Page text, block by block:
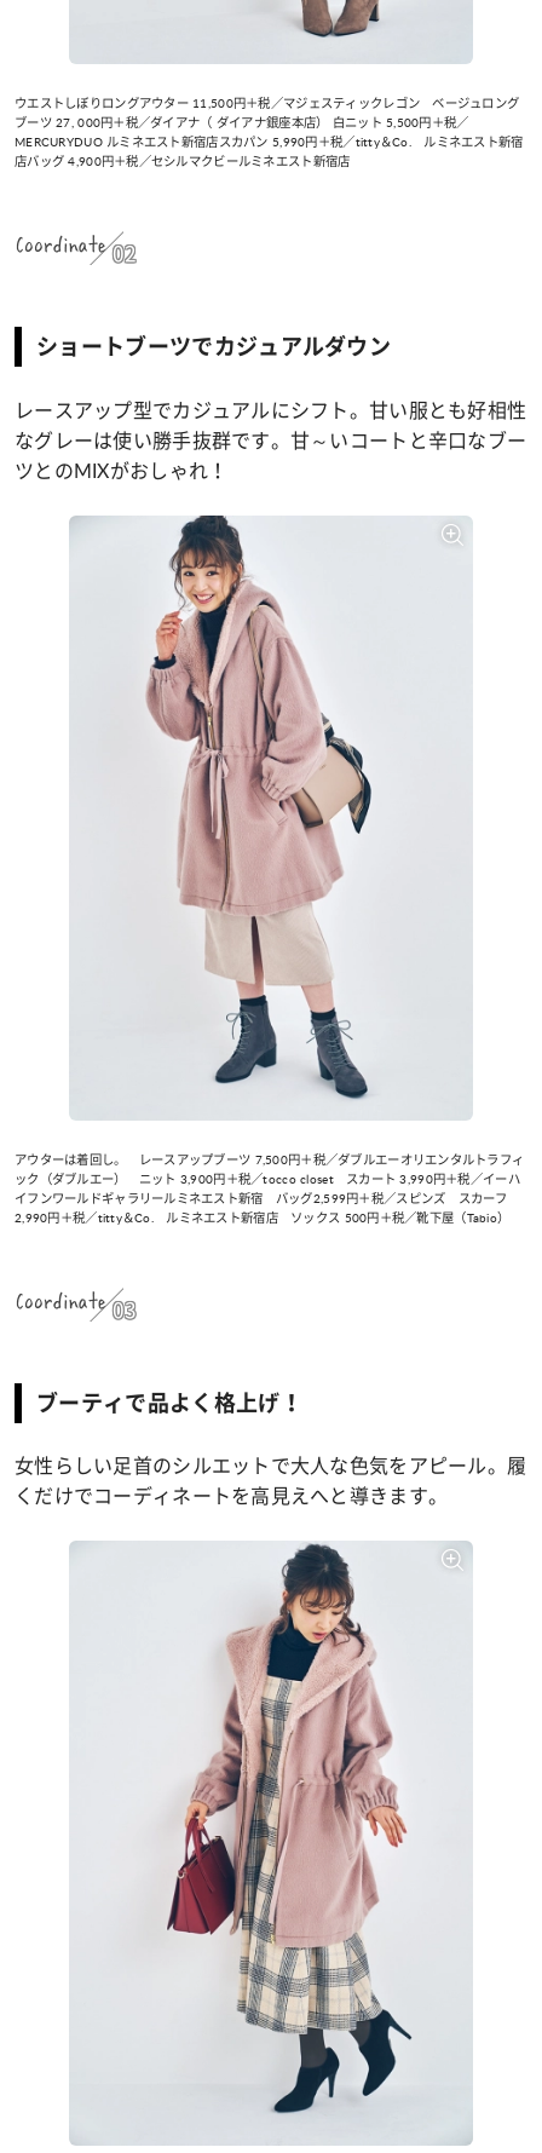
ウエストしぼりロングアウター 11,500円＋税／マジェスティックレゴン ベージュロング
ブーツ 27, 000円＋税／ダイアナ（ ダイアナ銀座本店） 白ニット 5,500円＋税／
MERCURYDUO ルミネエスト新宿店スカパン 5,990円＋税／titty＆Co. ルミネエスト新宿
店バッグ 4,900円＋税／セシルマクビールミネエスト新宿店
Coordinate 02
ショートブーツでカジュアルダウン
レースアップ型でカジュアルにシフト。甘い服とも好相性
なグレーは使い勝手抜群です。甘～いコートと辛口なブー
ツとのMIXがおしゃれ！
アウターは着回し。 レースアップブーツ 7,500円＋税／ダブルエーオリエンタルトラフィ
ック（ダブルエー） ニット 3,900円＋税／tocco closet スカート 3,990円＋税／イーハ
イフンワールドギャラリールミネエスト新宿 バッグ2,599円＋税／スピンズ スカーフ
2,990円＋税／titty＆Co. ルミネエスト新宿店 ソックス 500円＋税／靴下屋（Tabio）
Coordinate 03
ブーティで品よく格上げ！
女性らしい足首のシルエットで大人な色気をアピール。履
くだけでコーディネートを高見えへと導きます。